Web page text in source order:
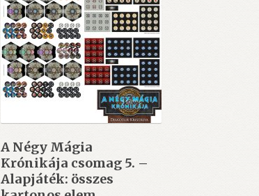
A Négy Mágia
Krónikája csomag 5. –
Alapjáték: összes